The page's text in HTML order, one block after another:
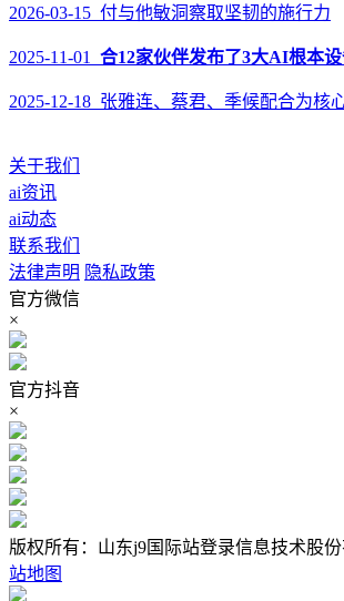
2026-03-15 付与他敏洞察取坚韧的施行力
2025-11-01 合12家伙伴发布了3大AI根本
2025-12-18 张雅连、蔡君、季候配合为核
关于我们
ai资讯
ai动态
联系我们
法律声明 隐私政策
官方微信
×
官方抖音
×
版权所有：山东j9国际站登录信息技术股份
站地图